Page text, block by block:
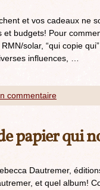
et vos cadeaux ne
et budgets! Pour
solar, “qui copie
influences, …
commentaire
papier qui
Dautremer,
et quel album!